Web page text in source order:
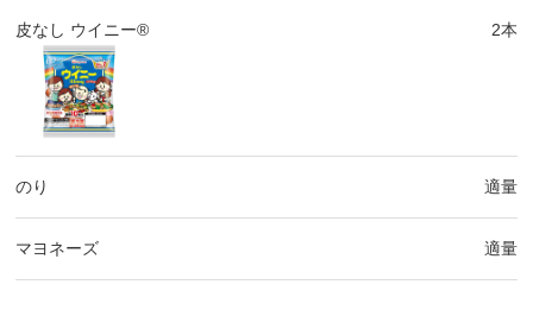
皮なし ウイニー® 2本
のり 適量
マヨネーズ 適量